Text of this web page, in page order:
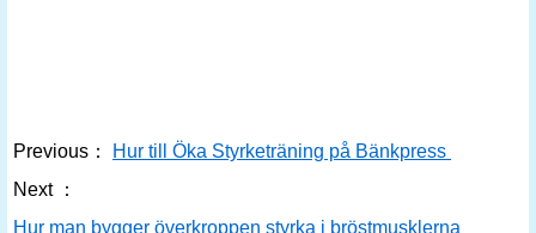
Previous：
Hur till Öka Styrketräning på Bänkpress
Next ：
Hur man bygger överkroppen styrka i bröstmusklerna